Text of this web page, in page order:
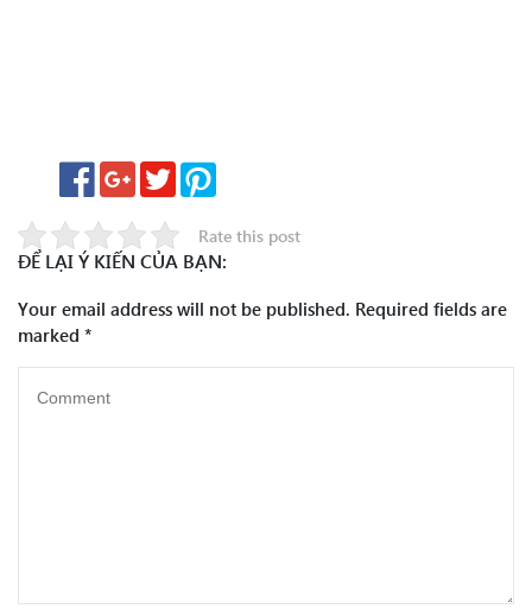
Rate this post
ĐỂ LẠI Ý KIẾN CỦA BẠN:
Your email address will not be published. Required fields are
marked *